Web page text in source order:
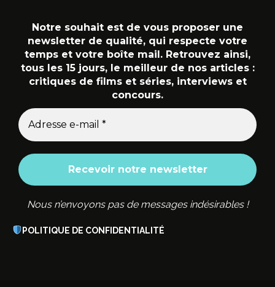
Notre souhait est de vous proposer une
newsletter de qualité, qui respecte votre
temps et votre boîte mail. Retrouvez ainsi,
tous les 15 jours, le meilleur de nos articles :
critiques de films et séries, interviews et
concours.
Nous n’envoyons pas de messages indésirables !
POLITIQUE DE CONFIDENTIALITÉ